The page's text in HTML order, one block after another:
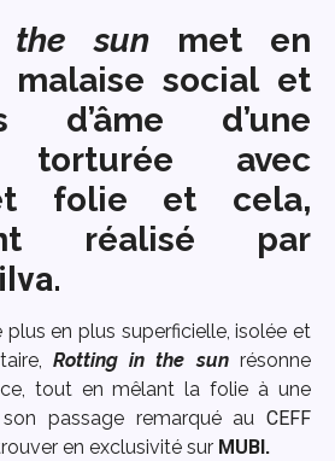
sunmet en
social et
d’âme d’une
torturée avec
folie et cela,
réalisé par
.
en plus superficielle, isolée et
Rotting in the sunrésonne
tout en mêlant la folie à une
passage remarqué au CEFF
en exclusivité sur MUBI.